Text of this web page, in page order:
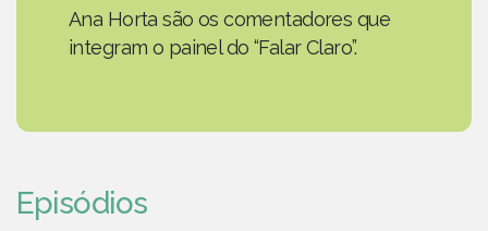
Ana Horta são os comentadores que
integram o painel do “Falar Claro”.
Episódios